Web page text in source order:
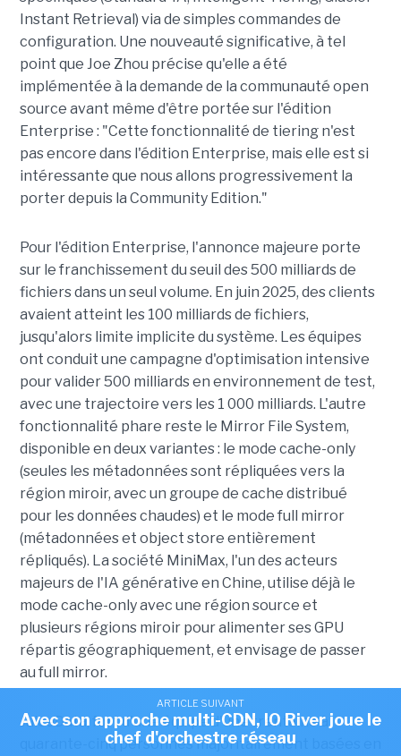
Instant Retrieval) via de simples commandes de
configuration. Une nouveauté significative, à tel
point que Joe Zhou précise qu'elle a été
implémentée à la demande de la communauté open
source avant même d'être portée sur l'édition
Enterprise : "Cette fonctionnalité de tiering n'est
pas encore dans l'édition Enterprise, mais elle est si
intéressante que nous allons progressivement la
porter depuis la Community Edition."
Pour l'édition Enterprise, l'annonce majeure porte
sur le franchissement du seuil des 500 milliards de
fichiers dans un seul volume. En juin 2025, des clients
avaient atteint les 100 milliards de fichiers,
jusqu'alors limite implicite du système. Les équipes
ont conduit une campagne d'optimisation intensive
pour valider 500 milliards en environnement de test,
avec une trajectoire vers les 1 000 milliards. L'autre
fonctionnalité phare reste le Mirror File System,
disponible en deux variantes : le mode cache-only
(seules les métadonnées sont répliquées vers la
région miroir, avec un groupe de cache distribué
pour les données chaudes) et le mode full mirror
(métadonnées et object store entièrement
répliqués). La société MiniMax, l'un des acteurs
majeurs de l'IA générative en Chine, utilise déjà le
mode cache-only avec une région source et
plusieurs régions miroir pour alimenter ses GPU
répartis géographiquement, et envisage de passer
au full mirror.
JuiceData, fort d'une équipe d'une trentaine à
quarante-cinq personnes majoritairement basées en
ARTICLE SUIVANT
Avec son approche multi-CDN, IO River joue le
chef d'orchestre réseau